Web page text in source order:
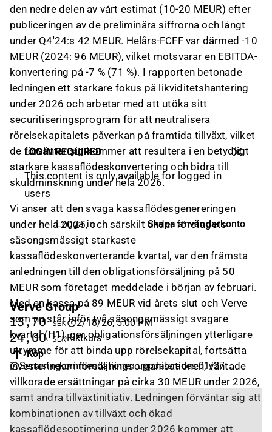
den nedre delen av vårt estimat (10-20 MEUR) efter
publiceringen av de preliminära siffrorna och långt
under Q4'24:s 42 MEUR. Helårs-FCFF var därmed -10
MEUR (2024: 96 MEUR), vilket motsvarar en EBITDA-
konvertering på -7 % (71 %). I rapporten betonade
ledningen ett starkare fokus på likviditetshantering
under 2026 och arbetar med att utöka sitt
securitiseringsprogram för att neutralisera
rörelsekapitalets påverkan på framtida tillväxt, vilket
de förväntar sig kommer att resultera i en betydligt
starkare kassaflödeskonvertering och bidra till
skuldminskning under hela 2026.
Vi anser att den svaga kassaflödesgenereringen
under hela 2025, och särskilt under företagets
säsongsmässigt starkaste
kassaflödeskonverterande kvartal, var den främsta
anledningen till den obligationsförsäljning på 50
MEUR som företaget meddelade i början av februari.
Med en kassa på 89 MEUR vid årets slut och Verve
som nu står inför två säsongsmässigt svagare
kvartal (H1), ger obligationsförsäljningen ytterligare
utrymme för att binda upp rörelsekapital, fortsätta
investeringar i försäljningsorganisationen, väntade
villkorade ersättningar på cirka 30 MEUR under 2026,
samt andra tillväxtinitiativ. Ledningen förväntar sig att
kombinationen av tillväxt och ökad
kassaflödesoptimering under 2026 kommer att
LOGIN REQUIRED
This content is only available for logged in
users
Logga in Skapa användarkonto
Verve Group
13,70 SEK 2/18/26, 5:00 PM
24,00 SEKRiktkurs
Köp
Senast rekommendationen uppdaterades:01/27